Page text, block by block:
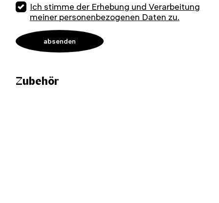
Ich stimme der Erhebung und Verarbeitung
meiner personenbezogenen Daten zu.
Zubehör